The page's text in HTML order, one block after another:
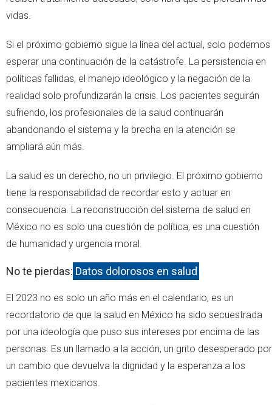
vidas.
Si el próximo gobierno sigue la línea del actual, solo podemos
esperar una continuación de la catástrofe. La persistencia en
políticas fallidas, el manejo ideológico y la negación de la
realidad solo profundizarán la crisis. Los pacientes seguirán
sufriendo, los profesionales de la salud continuarán
abandonando el sistema y la brecha en la atención se
ampliará aún más.
La salud es un derecho, no un privilegio. El próximo gobierno
tiene la responsabilidad de recordar esto y actuar en
consecuencia. La reconstrucción del sistema de salud en
México no es solo una cuestión de política, es una cuestión
de humanidad y urgencia moral.
No te pierdas: Datos dolorosos en salud
El 2023 no es solo un año más en el calendario; es un
recordatorio de que la salud en México ha sido secuestrada
por una ideología que puso sus intereses por encima de las
personas. Es un llamado a la acción, un grito desesperado por
un cambio que devuelva la dignidad y la esperanza a los
pacientes mexicanos.